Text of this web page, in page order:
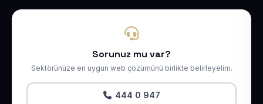
Sorunuz mu var?
Sektörünüze en uygun web çözümünü birlikte belirleyelim.
444 0 947